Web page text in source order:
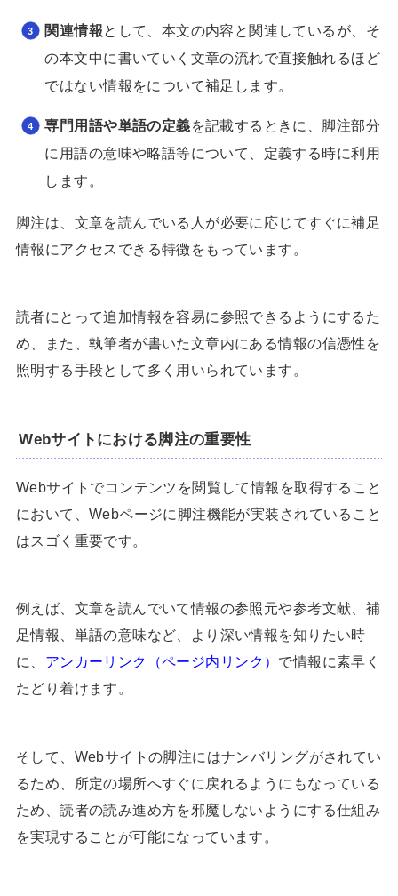
関連情報として、本文の内容と関連しているが、そ
の本文中に書いていく文章の流れで直接触れるほど
ではない情報をについて補足します。
専門用語や単語の定義を記載するときに、脚注部分
に用語の意味や略語等について、定義する時に利用
します。
脚注は、文章を読んでいる人が必要に応じてすぐに補足
情報にアクセスできる特徴をもっています。
読者にとって追加情報を容易に参照できるようにするた
め、また、執筆者が書いた文章内にある情報の信憑性を
照明する手段として多く用いられています。
Webサイトにおける脚注の重要性
Webサイトでコンテンツを閲覧して情報を取得すること
において、Webページに脚注機能が実装されていること
はスゴく重要です。
例えば、文章を読んでいて情報の参照元や参考文献、補
足情報、単語の意味など、より深い情報を知りたい時
に、 アンカーリンク（ページ内リンク） で情報に素早く
たどり着けます。
そして、Webサイトの脚注にはナンバリングがされてい
るため、所定の場所へすぐに戻れるようにもなっている
ため、読者の読み進め方を邪魔しないようにする仕組み
を実現することが可能になっています。